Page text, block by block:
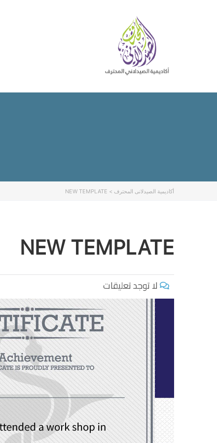
أكاديمية الصيدلانى المحترف >
NEW TEMPLATE
NEW TEMPLATE
لا توجد تعليقات